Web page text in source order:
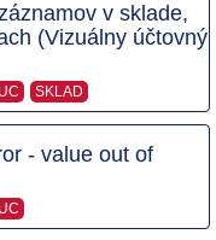
v sklade,
(Vizuálny účtovný
SKLAD
- value out of